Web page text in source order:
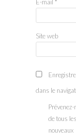
E-mail *
Site web
dans le
Prévenez-
de tous les
nouveaux